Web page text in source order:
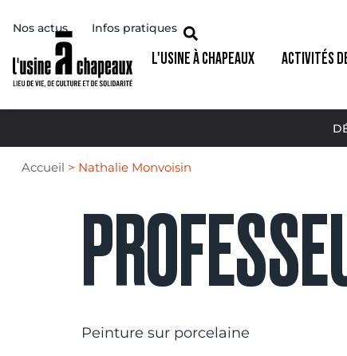
Nos actus Infos pratiques
L'USINE À CHAPEAUX ACTIVITÉS
Accueil > Nathalie Monvoisin
Peinture sur porcelaine